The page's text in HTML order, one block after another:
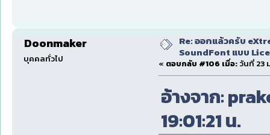
Doonmaker
บุคคลทั่วไป
Re: ออกแล้วครับ
SoundFont แบบ
« ตอบกลับ #106 เมื่อ: วันที่ 23
อ้างจาก:
19:01:21 น.